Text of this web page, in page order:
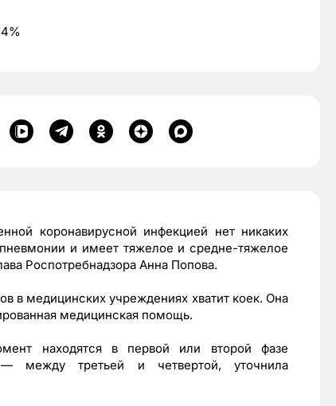
коронавирусной инфекцией нет никаких
и имеет тяжелое и средне-тяжелое
Роспотребнадзора Анна Попова.
в медицинских учреждениях хватит коек. Она
медицинская помощь.
находятся в первой или второй фазе
— между третьей и четвертой, уточнила